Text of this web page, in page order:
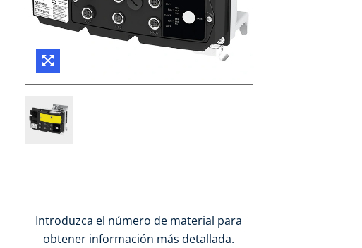
Introduzca el número de material para
obtener información más detallada.